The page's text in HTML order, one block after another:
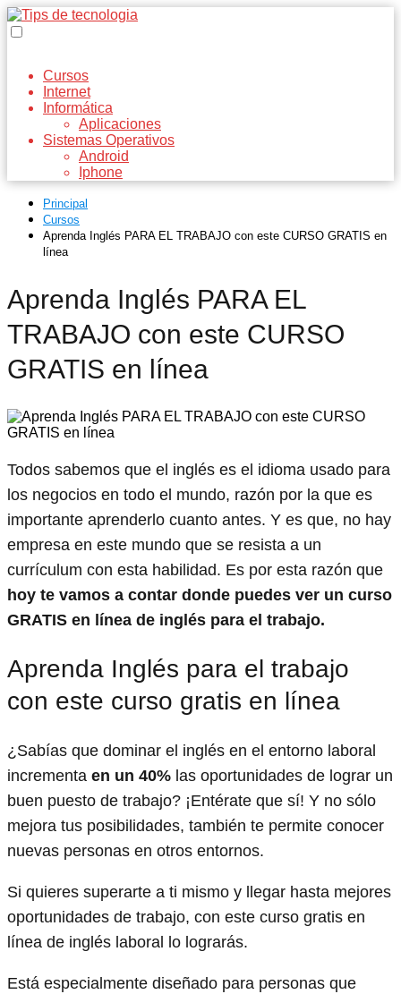
Cursos
Internet
Informática
Aplicaciones
Sistemas Operativos
Android
Iphone
Principal
Cursos
Aprenda Inglés PARA EL TRABAJO con este CURSO GRATIS en
línea
Aprenda Inglés PARA EL
TRABAJO con este CURSO
GRATIS en línea
Todos sabemos que el inglés es el idioma usado para
los negocios en todo el mundo, razón por la que es
importante aprenderlo cuanto antes. Y es que, no hay
empresa en este mundo que se resista a un
currículum con esta habilidad. Es por esta razón que
hoy te vamos a contar donde puedes ver un curso
GRATIS en línea de inglés para el trabajo.
Aprenda Inglés para el trabajo
con este curso gratis en línea
¿Sabías que dominar el inglés en el entorno laboral
incrementa en un 40% las oportunidades de lograr un
buen puesto de trabajo? ¡Entérate que sí! Y no sólo
mejora tus posibilidades, también te permite conocer
nuevas personas en otros entornos.
Si quieres superarte a ti mismo y llegar hasta mejores
oportunidades de trabajo, con este curso gratis en
línea de inglés laboral lo lograrás.
Está especialmente diseñado para personas que